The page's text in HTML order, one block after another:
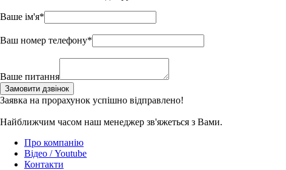
Ваше ім'я*
Ваш номер телефону*
Ваше питання
Замовити дзвінок
Заявка на прорахунок успішно відправлено!
Найближчим часом наш менеджер зв'яжеться з Вами.
Про компанію
Відео / Youtube
Контакти